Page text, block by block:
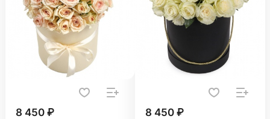
8 450 ₽ 8 450 ₽